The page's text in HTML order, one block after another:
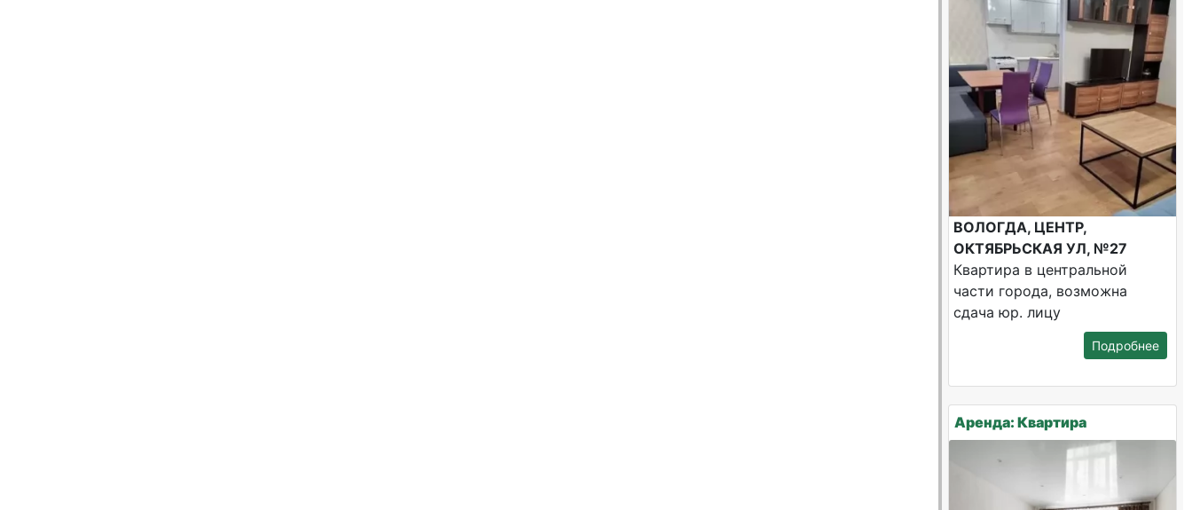
ВОЛОГДА, ЦЕНТР,
ОКТЯБРЬСКАЯ УЛ, №27
Квартира в центральной
части города, возможна
сдача юр. лицу
Подробнее
Аренда: Квартира